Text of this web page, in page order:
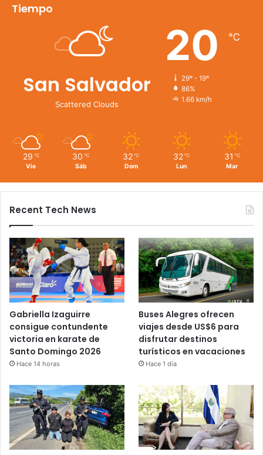
Tiempo
San Salvador
Scattered Clouds
20 ℃
29º - 19º
86%
1.66 km/h
29 ℃
Vie
30 ℃
Sáb
32 ℃
Dom
32 ℃
Lun
31 ℃
Mar
Recent Tech News
Gabriella Izaguirre
consigue contundente
victoria en karate de
Santo Domingo 2026
Hace 14 horas
Buses Alegres ofrecen
viajes desde US$6 para
disfrutar destinos
turísticos en vacaciones
Hace 1 día